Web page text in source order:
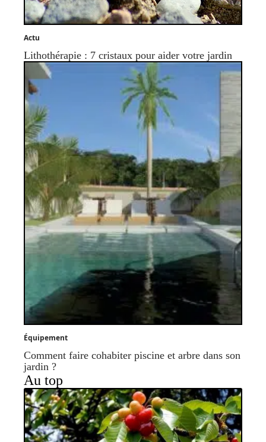
Actu
Lithothérapie : 7 cristaux pour aider votre jardin
Équipement
Comment faire cohabiter piscine et arbre dans son
jardin ?
Au top